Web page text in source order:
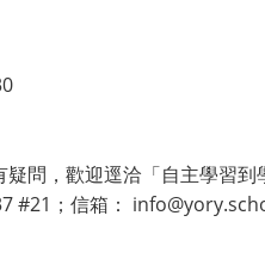
疑問，歡迎逕洽「自主學習
#21；信箱：